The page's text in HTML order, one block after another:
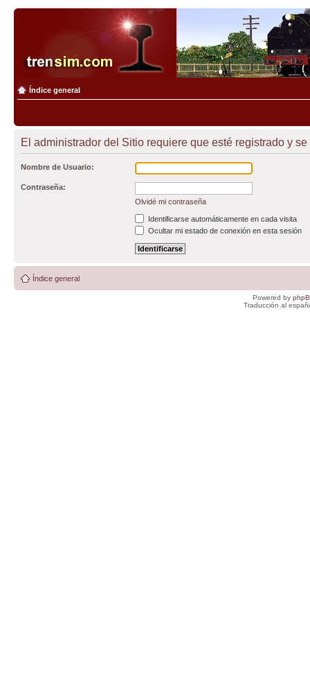
Índice general
El administrador del Sitio requiere que esté registrado y
Nombre de Usuario:
Contraseña:
Olvidé mi contraseña
Identificarse automáticamente en cada visita
Ocultar mi estado de conexión en esta sesión
Índice general
Powered by
Traducción al